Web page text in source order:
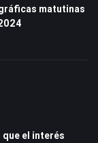
matutinas
el interés